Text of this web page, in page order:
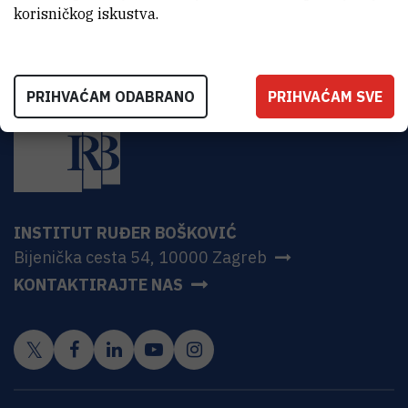
INSTITUT RUĐER BOŠKOVIĆ
Bijenička cesta 54, 10000 Zagreb
KONTAKTIRAJTE NAS
korisničkog iskustva.
PRIHVAĆAM ODABRANO PRIHVAĆAM SVE